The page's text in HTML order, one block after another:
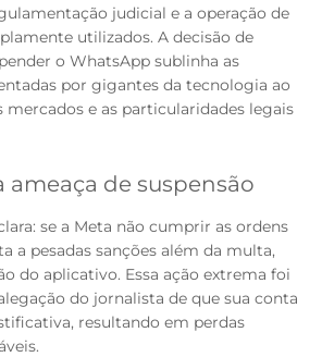
judicial e a operação de
utilizados. A decisão de
o WhatsApp sublinha as
por gigantes da tecnologia ao
e as particularidades legais
ameaça de suspensão
se a Meta não cumprir as ordens
a pesadas sanções além da multa,
do aplicativo. Essa ação extrema foi
do jornalista de que sua conta
resultando em perdas